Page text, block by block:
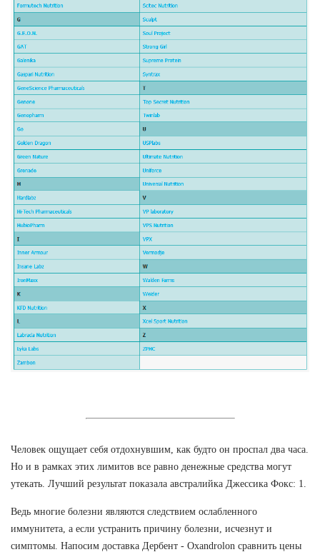
Человек ощущает себя отдохнувшим, как будто он проспал два часа.
Но и в рамках этих лимитов все равно денежные средства могут
утекать. Лучший результат показала австралийка Джессика Фокс: 1.
Ведь многие болезни являются следствием ослабленного
иммунитета, а если устранить причину болезни, исчезнут и
симптомы. Напосим доставка Дербент - Oxandrolon сравнить цены